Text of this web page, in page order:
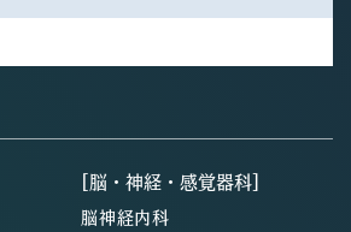
[脳・神経・感覚器科]
脳神経内科